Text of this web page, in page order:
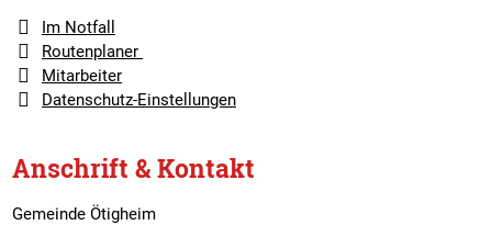
Im Notfall
Routenplaner
Mitarbeiter
Datenschutz-Einstellungen
Anschrift & Kontakt
Gemeinde Ötigheim